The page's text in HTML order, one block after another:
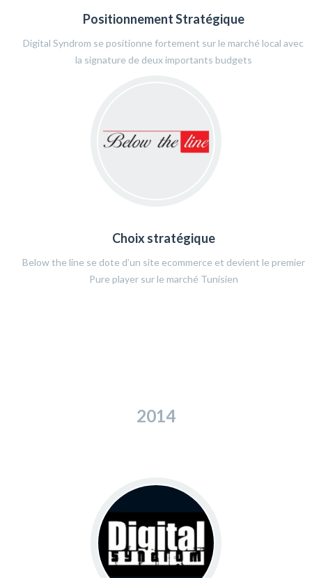
Positionnement Stratégique
Digital Syndrom se positionne fortement sur le marché local avec
la signature de deux importants budgets
Choix stratégique
Below the line se dote d’un site ecommerce et devient le premier
Pure player sur le marché Tunisien
2014